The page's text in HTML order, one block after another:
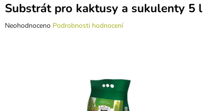
Substrát pro kaktusy a sukulenty 5 l
Průměrné
Neohodnoceno Podrobnosti hodnocení